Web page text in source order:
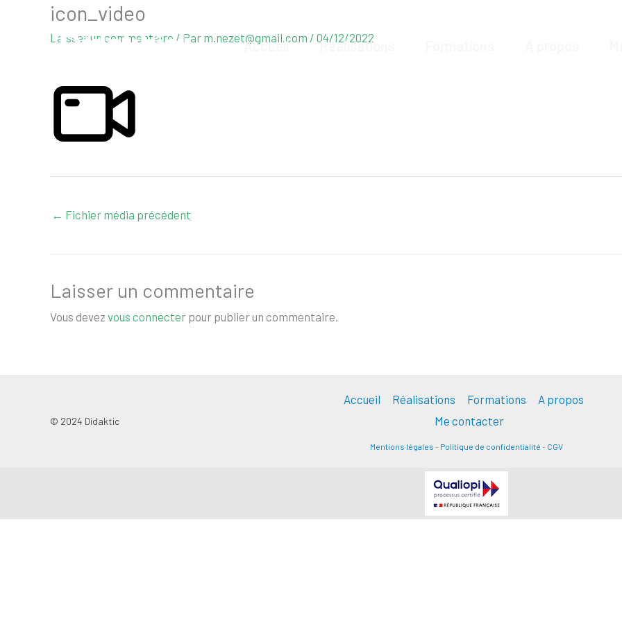
Accueil Réalisations
icon_video
Laisser un commentaire / Par m.nezet@gmail.com / 04/12/2022
← Fichier média précédent
Laisser un commentaire
Vous devez vous connecter pour publier un commentaire.
© 2024 Didaktic
Accueil Réalisations Formations
A propos
Me contacter
Mentions légales - Politique de confidentialité - CGV